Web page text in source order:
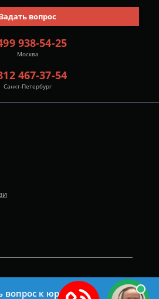
данных
938-54-25
Москва
467-37-54
Санкт-Петербург
вопрос
вопрос к юристу?